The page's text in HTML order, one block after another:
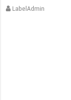
LabelAdmin